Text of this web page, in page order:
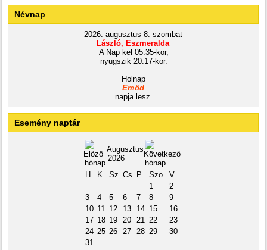
Névnap
2026. augusztus 8. szombat
László, Eszmeralda
A Nap kel 05:35-kor,
nyugszik 20:17-kor.
Holnap
Emőd
napja lesz.
Esemény naptár
Augusztus
2026
H
K Sz Cs P Szo
V
1
2
3
4 5 6 7 8
9
10 11 12 13 14 15
16
17 18 19 20 21 22
23
24 25 26 27 28 29
30
31